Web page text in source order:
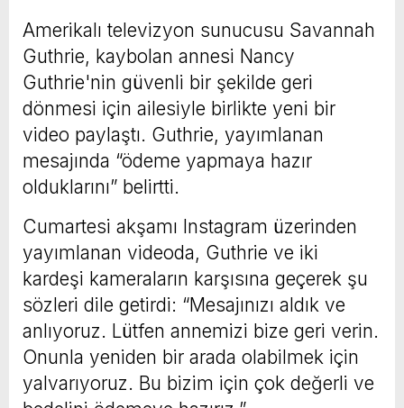
Amerikalı televizyon sunucusu Savannah
Guthrie, kaybolan annesi Nancy
Guthrie'nin güvenli bir şekilde geri
dönmesi için ailesiyle birlikte yeni bir
video paylaştı. Guthrie, yayımlanan
mesajında “ödeme yapmaya hazır
olduklarını” belirtti.
Cumartesi akşamı Instagram üzerinden
yayımlanan videoda, Guthrie ve iki
kardeşi kameraların karşısına geçerek şu
sözleri dile getirdi: “Mesajınızı aldık ve
anlıyoruz. Lütfen annemizi bize geri verin.
Onunla yeniden bir arada olabilmek için
yalvarıyoruz. Bu bizim için çok değerli ve